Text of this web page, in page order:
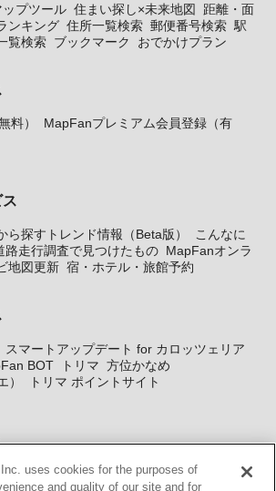
ップツール 住まい探し×未来地図
距離・面
ンキング 住所一覧検索 郵便番号検索 駅
覧検索 ブックマーク おでかけプラン
料）
MapFanプレミアム会員登録（有
ら探すトレンド情報（Beta版）
こんなに
路走行調査で見つけたもの MapFanオンラ
地図更新 宿・ホテル・旅館予約
スマートアップデート for カロッツェリア
BOT トリマ 方位かなめ
）
トリマ ポイントサイト
報サービス WEBサイト・システム向け地
uses cookies for the purposes of
and quality of our site and for